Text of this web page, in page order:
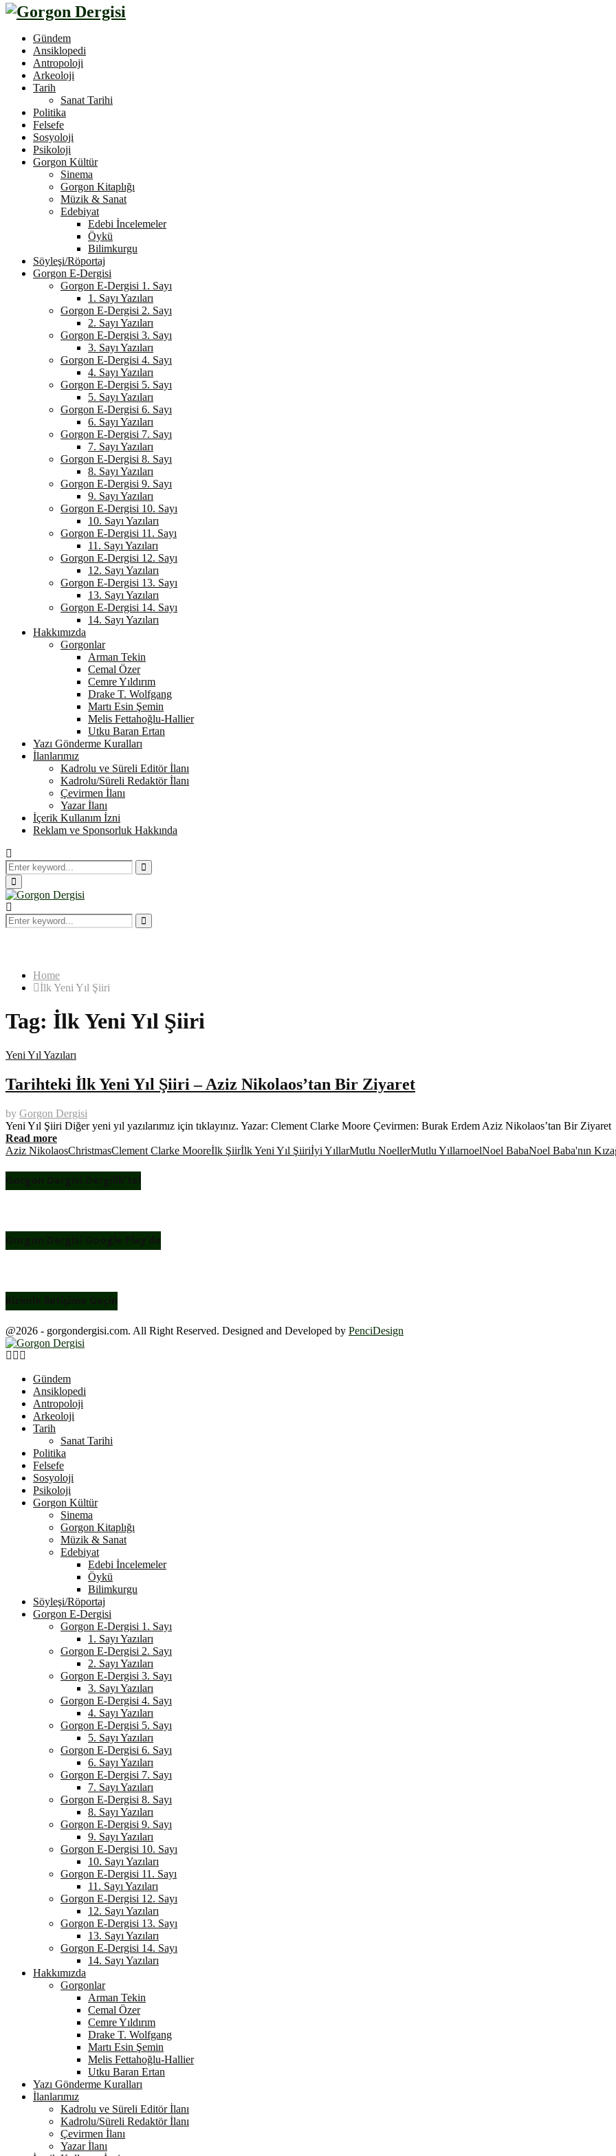
Gündem
Ansiklopedi
Antropoloji
Arkeoloji
Tarih
Sanat Tarihi
Politika
Felsefe
Sosyoloji
Psikoloji
Gorgon Kültür
Sinema
Gorgon Kitaplığı
Müzik & Sanat
Edebiyat
Edebi İncelemeler
Öykü
Bilimkurgu
Söyleşi/Röportaj
Gorgon E-Dergisi
Gorgon E-Dergisi 1. Sayı
1. Sayı Yazıları
Gorgon E-Dergisi 2. Sayı
2. Sayı Yazıları
Gorgon E-Dergisi 3. Sayı
3. Sayı Yazıları
Gorgon E-Dergisi 4. Sayı
4. Sayı Yazıları
Gorgon E-Dergisi 5. Sayı
5. Sayı Yazıları
Gorgon E-Dergisi 6. Sayı
6. Sayı Yazıları
Gorgon E-Dergisi 7. Sayı
7. Sayı Yazıları
Gorgon E-Dergisi 8. Sayı
8. Sayı Yazıları
Gorgon E-Dergisi 9. Sayı
9. Sayı Yazıları
Gorgon E-Dergisi 10. Sayı
10. Sayı Yazıları
Gorgon E-Dergisi 11. Sayı
11. Sayı Yazıları
Gorgon E-Dergisi 12. Sayı
12. Sayı Yazıları
Gorgon E-Dergisi 13. Sayı
13. Sayı Yazıları
Gorgon E-Dergisi 14. Sayı
14. Sayı Yazıları
Hakkımızda
Gorgonlar
Arman Tekin
Cemal Özer
Cemre Yıldırım
Drake T. Wolfgang
Martı Esin Şemin
Melis Fettahoğlu-Hallier
Utku Baran Ertan
Yazı Gönderme Kuralları
İlanlarımız
Kadrolu ve Süreli Editör İlanı
Kadrolu/Süreli Redaktör İlanı
Çevirmen İlanı
Yazar İlanı
İçerik Kullanım İzni
Reklam ve Sponsorluk Hakkında
Search
for:
Search
Primary
Menu
Search
for:
Search
Home
İlk Yeni Yıl Şiiri
Tag: İlk Yeni Yıl Şiiri
Yeni Yıl Yazıları
Tarihteki İlk Yeni Yıl Şiiri – Aziz Nikolaos’tan Bir Ziyaret
by Gorgon Dergisi
Yeni Yıl Şiiri Diğer yeni yıl yazılarımız için tıklayınız. Yazar: Clement Clarke Moore Çevirmen: Burak Erdem Aziz Nikolaos’tan Bir Ziyaret
Read more
Aziz NikolaosChristmasClement Clarke Mooreİlk Şiirİlk Yeni Yıl Şiiriİyi YıllarMutlu NoellerMutlu YıllarnoelNoel BabaNoel Baba'nın
Gorgon Dergisi Dergilik’te!
Gorgon Dergisi Google Play’de
Bizimle İletişime Geçin
@2026 - gorgondergisi.com. All Right Reserved. Designed and Developed by PenciDesign
Facebook
Twitter
Gündem
Ansiklopedi
Antropoloji
Arkeoloji
Tarih
Sanat Tarihi
Politika
Felsefe
Sosyoloji
Psikoloji
Gorgon Kültür
Sinema
Gorgon Kitaplığı
Müzik & Sanat
Edebiyat
Edebi İncelemeler
Öykü
Bilimkurgu
Söyleşi/Röportaj
Gorgon E-Dergisi
Gorgon E-Dergisi 1. Sayı
1. Sayı Yazıları
Gorgon E-Dergisi 2. Sayı
2. Sayı Yazıları
Gorgon E-Dergisi 3. Sayı
3. Sayı Yazıları
Gorgon E-Dergisi 4. Sayı
4. Sayı Yazıları
Gorgon E-Dergisi 5. Sayı
5. Sayı Yazıları
Gorgon E-Dergisi 6. Sayı
6. Sayı Yazıları
Gorgon E-Dergisi 7. Sayı
7. Sayı Yazıları
Gorgon E-Dergisi 8. Sayı
8. Sayı Yazıları
Gorgon E-Dergisi 9. Sayı
9. Sayı Yazıları
Gorgon E-Dergisi 10. Sayı
10. Sayı Yazıları
Gorgon E-Dergisi 11. Sayı
11. Sayı Yazıları
Gorgon E-Dergisi 12. Sayı
12. Sayı Yazıları
Gorgon E-Dergisi 13. Sayı
13. Sayı Yazıları
Gorgon E-Dergisi 14. Sayı
14. Sayı Yazıları
Hakkımızda
Gorgonlar
Arman Tekin
Cemal Özer
Cemre Yıldırım
Drake T. Wolfgang
Martı Esin Şemin
Melis Fettahoğlu-Hallier
Utku Baran Ertan
Yazı Gönderme Kuralları
İlanlarımız
Kadrolu ve Süreli Editör İlanı
Kadrolu/Süreli Redaktör İlanı
Çevirmen İlanı
Yazar İlanı